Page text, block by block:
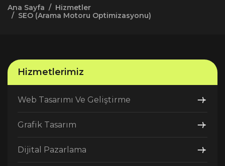
Ana Sayfa
Hizmetler
SEO (Arama Motoru Optimizasyonu)
Hizmetlerimiz
Web Tasarımı Ve Geliştirme
Grafik Tasarım
Dijital Pazarlama